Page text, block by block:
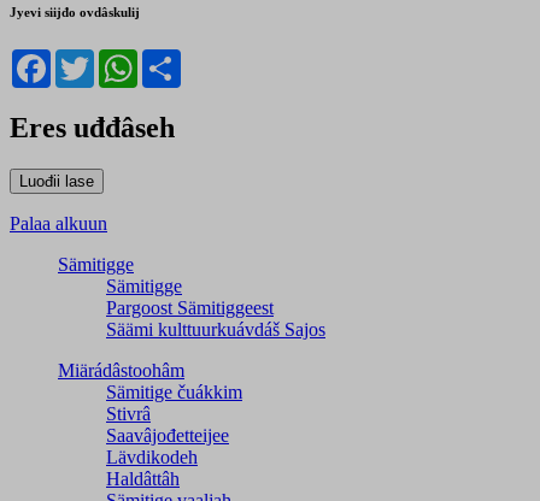
Jyevi siijđo ovdâskulij
Facebook
TwitterWhatsApp
Eres uđđâseh
Palaa alkuun
Sämitigge
Sämitigge
Pargoost Sämitiggeest
Säämi kulttuurkuávdáš Sajos
Miärádâstoohâm
Sämitige čuákkim
Stivrâ
Saavâjođetteijee
Lävdikodeh
Haldâttâh